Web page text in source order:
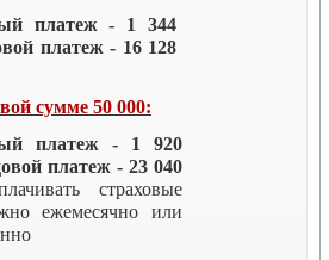
платеж - 1 344
платеж - 16 128
сумме 50 000:
платеж - 1 920
платеж - 23 040
страховые
ежемесячно или